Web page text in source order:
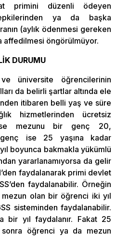
primini düzenli ödeyen
ya da başka
(aylık ödenmesi gereken
affedilmesi öngörülmüyor.
DURUMU
üniversite öğrencilerinin
da belirli şartlar altında ele
itibaren belli yaş ve süre
hizmetlerinden ücretsiz
mezunu bir genç 20,
ise 25 yaşına kadar
boyunca bakmakla yükümlü
yararlanamıyorsa da gelir
faydalanarak primi devlet
faydalanabilir. Örneğin
olan bir öğrenci iki yıl
sisteminden faydalanabilir.
bir yıl faydalanır. Fakat 25
sonra öğrenci ya da mezun